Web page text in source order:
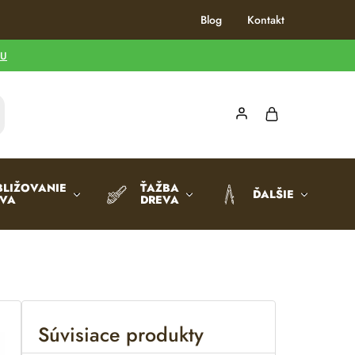
Blog Kontakt
ŤAŽBA
DREVA ĎALŠIE
Súvisiace produkty